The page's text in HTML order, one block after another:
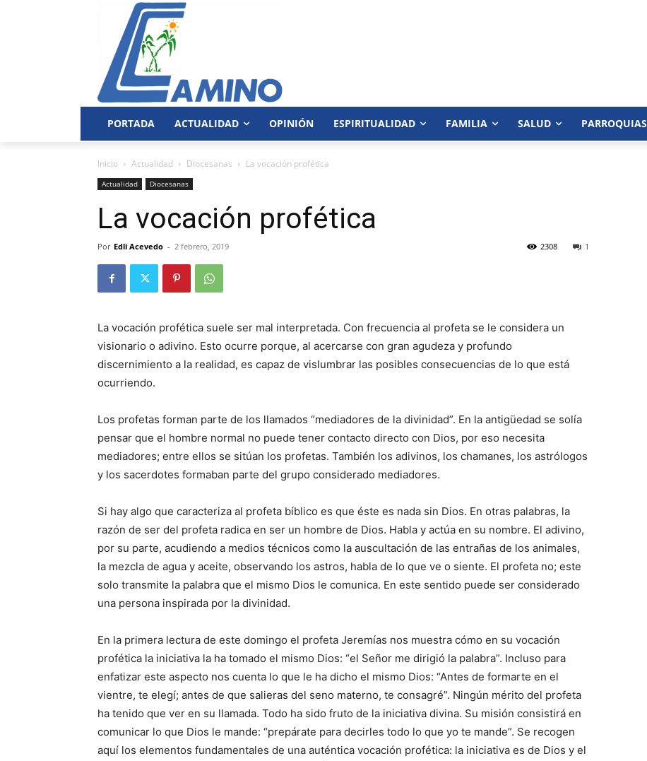
PORTADA ACTUALIDAD OPINIÓN ESPIRITUALIDAD FAMILIA SALUD PARROQUIAS
Inicio Actualidad Diocesanas La vocación profética
Actualidad Diocesanas
La vocación profética
Por Edli Acevedo - 2 febrero, 2019 1
2308
La vocación profética suele ser mal interpretada. Con frecuencia al profeta se le considera un
visionario o adivino. Esto ocurre porque, al acercarse con gran agudeza y profundo
discernimiento a la realidad, es capaz de vislumbrar las posibles consecuencias de lo que está
ocurriendo.
Los profetas forman parte de los llamados “mediadores de la divini­dad”. En la antigüedad se solía
pensar que el hombre normal no puede tener contacto directo con Dios, por eso necesita
mediadores; entre ellos se sitúan los profetas. También los adivinos, los chamanes, los astrólogos
y los sacerdotes formaban parte del grupo considerado mediadores.
Si hay algo que caracteriza al profeta bíblico es que éste es nada sin Dios. En otras palabras, la
razón de ser del profeta radica en ser un hombre de Dios. Habla y actúa en su nombre. El adivino,
por su parte, acudiendo a medios técnicos como la auscultación de las entrañas de los animales,
la mezcla de agua y aceite, observando los astros, habla de lo que ve o siente. El profeta no; este
solo transmite la palabra que el mis­mo Dios le comunica. En este sentido puede ser considerado
una persona inspirada por la divinidad.
En la primera lectura de este domingo el profeta Jeremías nos muestra cómo en su vocación
profé­tica la iniciativa la ha tomado el mis­mo Dios: “el Señor me dirigió la pa­labra”. Incluso para
enfatizar este aspecto nos cuenta lo que le ha dicho el mismo Dios: “Antes de formarte en el
vientre, te elegí; antes de que salieras del seno materno, te consa­gré”. Ningún mérito del profeta
ha tenido que ver en su llamada. Todo ha sido fruto de la iniciativa divina. Su misión consistirá en
comunicar lo que Dios le mande: “prepárate para decirles todo lo que yo te mande”. Se recogen
aquí los elementos fundamentales de una auténtica vocación profética: la iniciativa es de Dios y el